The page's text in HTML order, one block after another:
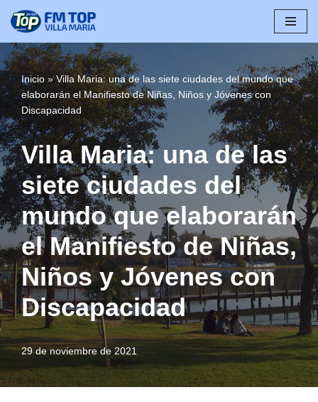
al
contenido
Inicio »Villa Maria: una de las siete ciudades del mundo que
elaborarán el Manifiesto de Niñas, Niños y Jóvenes con
Discapacidad
Villa Maria: una de las
siete ciudades del
mundo que elaborarán
el Manifiesto de Niñas,
Niños y Jóvenes con
Discapacidad
29 de noviembre de 2021